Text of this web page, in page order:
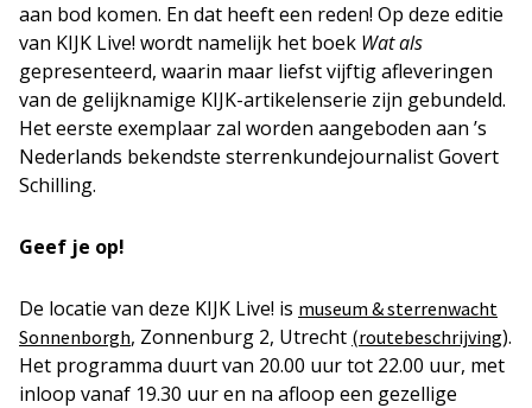
aan bod komen. En dat heeft een reden! Op deze editie
van KIJK Live! wordt namelijk het boek Wat als
gepresenteerd, waarin maar liefst vijftig afleveringen
van de gelijknamige KIJK-artikelenserie zijn gebundeld.
Het eerste exemplaar zal worden aangeboden aan ’s
Nederlands bekendste sterrenkundejournalist Govert
Schilling.
Geef je op!
De locatie van deze KIJK Live! is museum & sterrenwacht
Sonnenborgh, Zonnenburg 2, Utrecht (routebeschrijving).
Het programma duurt van 20.00 uur tot 22.00 uur, met
inloop vanaf 19.30 uur en na afloop een gezellige